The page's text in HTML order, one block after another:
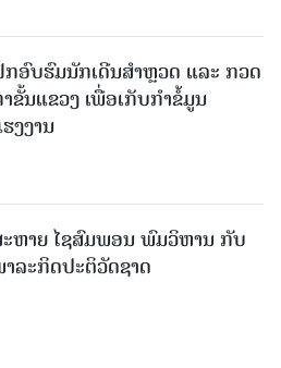
ອົບຮົມນັກເດີນສຳຫຼວດ ແລະ ກວດ
ຂັ້ນແຂວງ ເພື່ອເກັບກຳຂໍ້ມູນ
ງງານ
ຫາຍ ໄຊສົມພອນ ພົມວິຫານ ກັບ
ລະກິດປະຕິວັດຊາດ